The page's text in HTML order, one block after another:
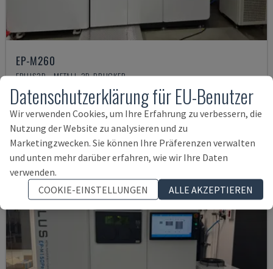
EP-M260
EPLUS3D - METALL-3D-DRUCKER
DEUTSCHLAND 2021 475 STD
235.000 €
Datenschutzerklärung für EU-Benutzer
Wir verwenden Cookies, um Ihre Erfahrung zu verbessern, die
Nutzung der Website zu analysieren und zu
Marketingzwecken. Sie können Ihre Präferenzen verwalten
und unten mehr darüber erfahren, wie wir Ihre Daten
verwenden.
COOKIE-EINSTELLUNGEN
ALLE AKZEPTIEREN